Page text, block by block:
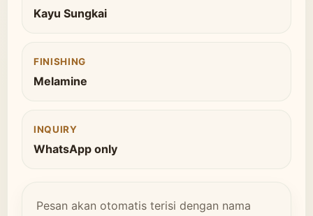
Kayu Sungkai
FINISHING
Melamine
INQUIRY
WhatsApp only
Pesan akan otomatis terisi dengan nama